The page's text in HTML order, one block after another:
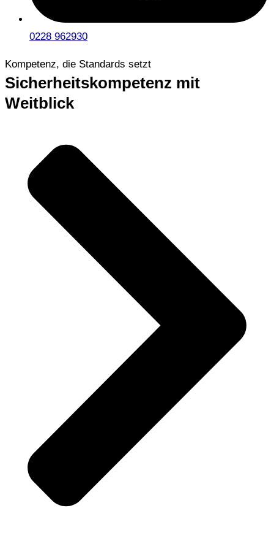
0228 962930
Kompetenz, die Standards setzt
Sicherheitskompetenz mit
Weitblick